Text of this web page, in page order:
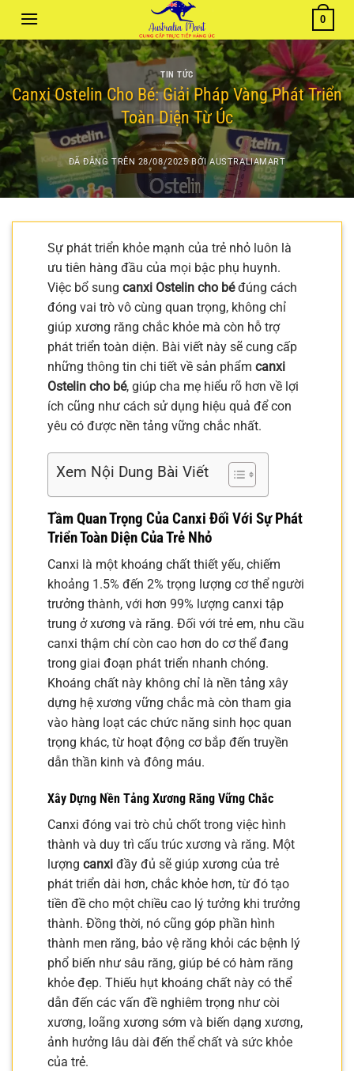
nội
dung
0
TIN TỨC
Canxi Ostelin Cho Bé: Giải Pháp Vàng Phát Triển
Toàn Diện Từ Úc
ĐÃ ĐĂNG TRÊN 28/08/2025 BỞIAUSTRALIAMART
Sự phát triển khỏe mạnh của trẻ nhỏ luôn là
ưu tiên hàng đầu của mọi bậc phụ huynh.
Việc bổ sung canxi Ostelin cho béđúng cách
đóng vai trò vô cùng quan trọng, không chỉ
giúp xương răng chắc khỏe mà còn hỗ trợ
phát triển toàn diện. Bài viết này sẽ cung cấp
những thông tin chi tiết về sản phẩm canxi
Ostelin cho bé, giúp cha mẹ hiểu rõ hơn về lợi
ích cũng như cách sử dụng hiệu quả để con
yêu có được nền tảng vững chắc nhất.
Xem Nội Dung Bài Viết
Tầm Quan Trọng Của Canxi Đối Với Sự Phát
Triển Toàn Diện Của Trẻ Nhỏ
Canxi là một khoáng chất thiết yếu, chiếm
khoảng 1.5% đến 2% trọng lượng cơ thể người
trưởng thành, với hơn 99% lượng canxi tập
trung ở xương và răng. Đối với trẻ em, nhu cầu
canxi thậm chí còn cao hơn do cơ thể đang
trong giai đoạn phát triển nhanh chóng.
Khoáng chất này không chỉ là nền tảng xây
dựng hệ xương vững chắc mà còn tham gia
vào hàng loạt các chức năng sinh học quan
trọng khác, từ hoạt động cơ bắp đến truyền
dẫn thần kinh và đông máu.
Xây Dựng Nền Tảng Xương Răng Vững Chắc
Canxi đóng vai trò chủ chốt trong việc hình
thành và duy trì cấu trúc xương và răng. Một
lượng canxi đầy đủ sẽ giúp xương của trẻ
phát triển dài hơn, chắc khỏe hơn, từ đó tạo
tiền đề cho một chiều cao lý tưởng khi trưởng
thành. Đồng thời, nó cũng góp phần hình
thành men răng, bảo vệ răng khỏi các bệnh lý
phổ biến như sâu răng, giúp bé có hàm răng
khỏe đẹp. Thiếu hụt khoáng chất này có thể
dẫn đến các vấn đề nghiêm trọng như còi
xương, loãng xương sớm và biến dạng xương,
ảnh hưởng lâu dài đến thể chất và sức khỏe
của trẻ.